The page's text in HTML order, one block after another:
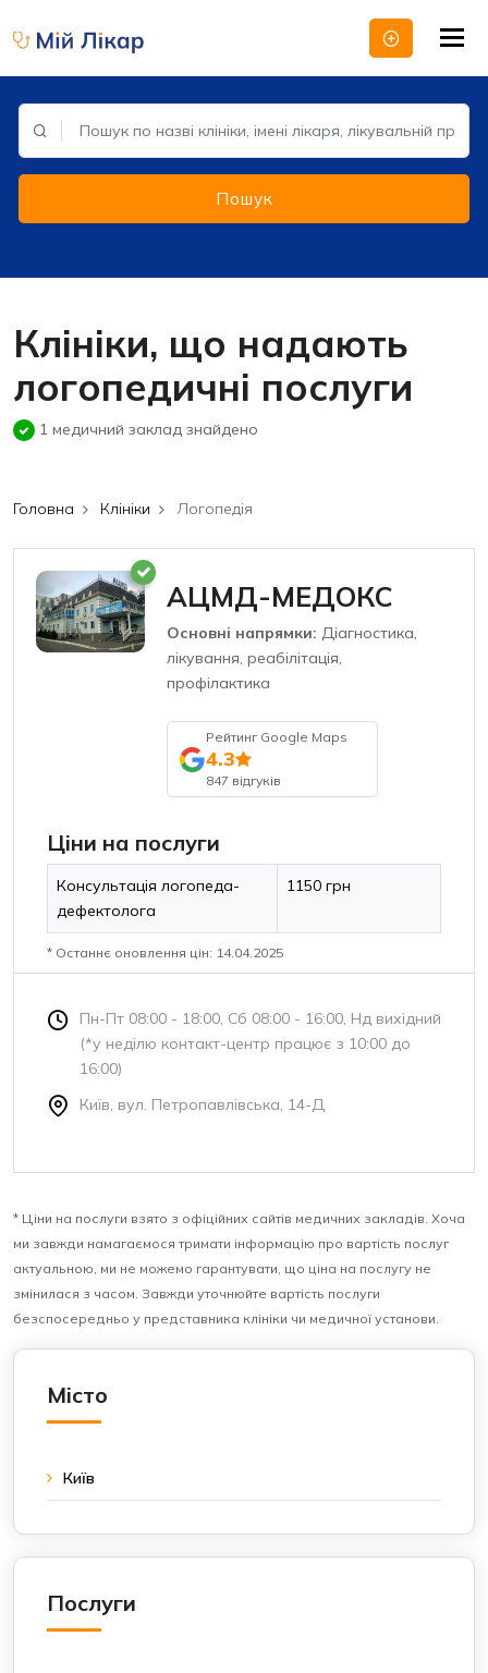
Пошук
Клініки, що надають
логопедичні послуги
1 медичний заклад знайдено
Головна Клініки Логопедія
АЦМД-МЕДОКС
Основні напрямки: Діагностика,
лікування, реабілітація,
профілактика
Рейтинг Google Maps
4.3
847 відгуків
Ціни на послуги
Консультація логопеда-
дефектолога
1150 грн
* Останнє оновлення цін: 14.04.2025
Пн-Пт 08:00 - 18:00, Сб 08:00 - 16:00, Нд вихідний
(*у неділю контакт-центр працює з 10:00 до
16:00)
Київ, вул. Петропавлівська, 14-Д
* Ціни на послуги взято з офіційних сайтів медичних закладів. Хоча
ми завжди намагаємося тримати інформацію про вартість послуг
актуальною, ми не можемо гарантувати, що ціна на послугу не
змінилася з часом. Завжди уточнюйте вартість послуги
безспосередньо у представника клініки чи медичної установи.
Місто
Київ
Послуги